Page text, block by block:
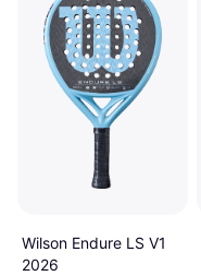
Wilson Endure LS V1
2026